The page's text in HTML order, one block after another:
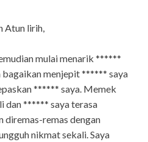
Atun lirih,
mulai menarik ******
bagaikan menjepit ****** saya
****** saya. Memek
dan ****** saya terasa
diremas-remas dengan
nikmat sekali. Saya